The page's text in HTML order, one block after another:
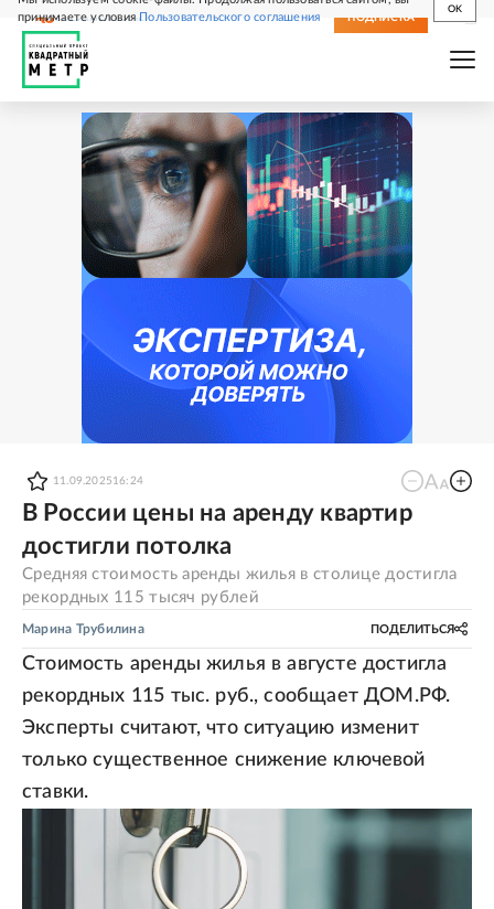
принимаете условияПользовательского соглашения
OK
СВЕЖИЙ НОМЕР ПОДПИСКА
11.09.2025 16:24
В России цены на аренду квартир
достигли потолка
Средняя стоимость аренды жилья в столице достигла
рекордных 115 тысяч рублей
Марина Трубилина ПОДЕЛИТЬСЯ
Стоимость аренды жилья в августе достигла
рекордных 115 тыс. руб., сообщает ДОМ.РФ.
Эксперты считают, что ситуацию изменит
только существенное снижение ключевой
ставки.